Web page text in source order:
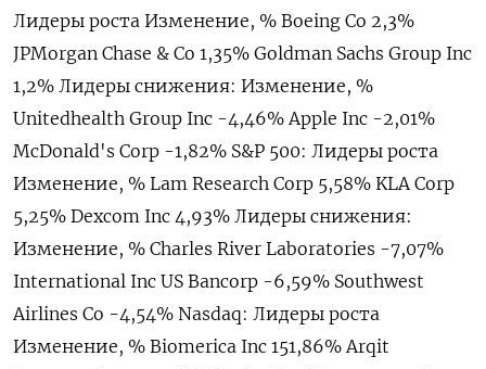
Лидеры роста Изменение, % Boeing Co 2,3%
JPMorgan Chase & Co 1,35% Goldman Sachs Group Inc
1,2% Лидеры снижения: Изменение, %
Unitedhealth Group Inc -4,46% Apple Inc -2,01%
McDonald's Corp -1,82% S&P 500: Лидеры роста
Изменение, % Lam Research Corp 5,58% KLA Corp
5,25% Dexcom Inc 4,93% Лидеры снижения:
Изменение, % Charles River Laboratories -7,07%
International Inc US Bancorp -6,59% Southwest
Airlines Co -4,54% Nasdaq: Лидеры роста
Изменение, % Biomerica Inc 151,86% Arqit